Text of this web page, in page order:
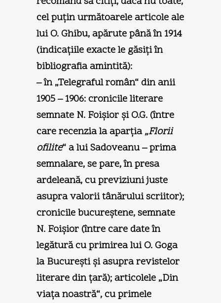
cel puţin următoarele articole ale
lui O. Ghibu, apărute până în 1914
(indicaţiile exacte le găsiţi în
bibliografia amintită):
– în „Telegraful român“ din anii
1905 – 1906: cronicile literare
semnate N. Foişior şi O.G. (între
care recenzia la aparţia„Florii
ofilite“ a lui Sadoveanu – prima
semnalare, se pare, în presa
ardeleană, cu previziuni juste
asupra valorii tânărului scriitor);
cronicile bucureştene, semnate
N. Foişior (între care date în
legătură cu primirea lui O. Goga
la Bucureşti şi asupra revistelor
literare din ţară); articolele „Din
viaţa noastră“, cu primele